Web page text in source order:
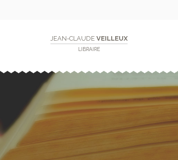
JEAN-CLAUDE VEILLEUX
LIBRAIRE